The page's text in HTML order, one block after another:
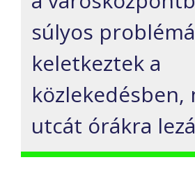
súlyos
keletkeztek a
közlekedésben,
utcát órákra